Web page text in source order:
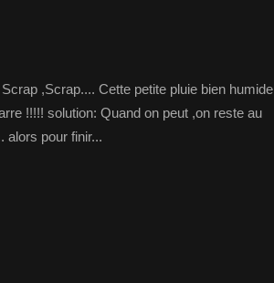
,Scrap.... Cette petite pluie bien humide
!!!!! solution: Quand on peut ,on reste au
alors pour finir...